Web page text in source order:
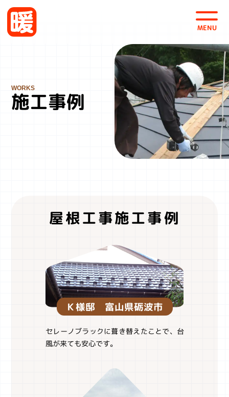
採用情報
お問い合わせ・お見積
株式会社 暖
〒963-0101
福島県郡山市安積町日出山4-125
施工事例
屋根工事施工事例
Ｋ様邸 富山県砺波市
セレーノブラックに葺き替えたことで、台
風が来ても安心です。